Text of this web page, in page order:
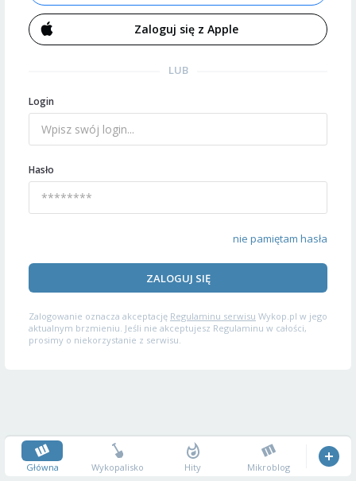
Zaloguj się z Apple
LUB
Login
Hasło
nie pamiętam hasła
ZALOGUJ SIĘ
Zalogowanie oznacza akceptację Regulaminu serwisu Wykop.pl w jego
aktualnym brzmieniu. Jeśli nie akceptujesz Regulaminu w całości,
prosimy o niekorzystanie z serwisu.
Główna Wykopalisko Hity Mikroblog